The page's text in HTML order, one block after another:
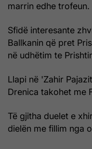
marrin edhe trofeun.
Sfidë interesante
Ballkanin që pret
në udhëtim te
Llapi në 'Zahir
Drenica takohet me
Të gjitha duelet e
dielën me fillim nga